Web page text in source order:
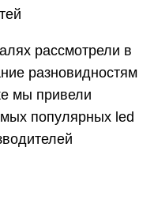
рассмотрели в
разновидностям
мы привели
популярных led